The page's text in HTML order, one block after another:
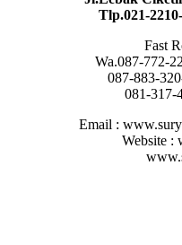
Tlp.021-
Fast
Wa.087-772-
087-883-
081-317-
Email :
Website :